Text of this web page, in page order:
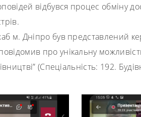
відбувся процес обміну
м. Дніпро був представлений
про унікальну
(Спеціальність: 192.